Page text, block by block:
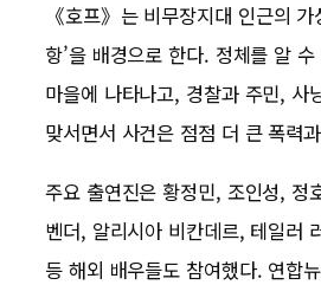
《호프》는 비무장지대 인근의
항’을 배경으로 한다. 정체를 알
마을에 나타나고, 경찰과 주민, 사
맞서면서 사건은 점점 더 큰 폭력
주요 출연진은 황정민, 조인성, 정
벤더, 알리시아 비칸데르, 테일러
등 해외 배우들도 참여했다. 연합